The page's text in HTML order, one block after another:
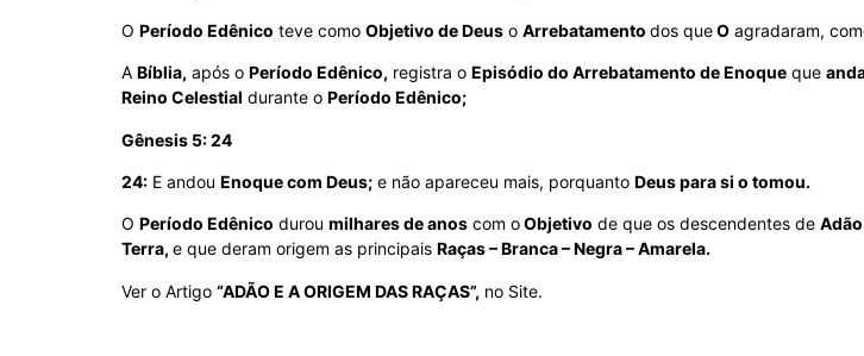
O Período Edênico teve como Objetivo de Deus o Arrebatamento dos queO agradaram,
A Bíblia, após o Período Edênico, registra o Episódio do Arrebatamento de Enoque que
Reino Celestial durante o Período Edênico;
Gênesis 5: 24
24: E andou Enoque com Deus; e não apareceu mais, porquanto Deus para si o tomou.
O Período Edênico durou milhares de anos com oObjetivo de que os descendentes de
Terra, e que deram origem as principais Raças – Branca – Negra – Amarela.
Ver o Artigo “ADÃO E A ORIGEM DAS RAÇAS”, no Site.